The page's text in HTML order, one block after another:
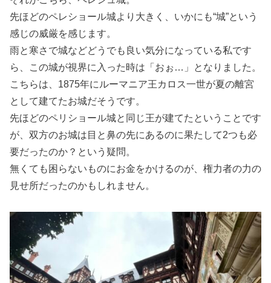
先ほどのペレショール城より大きく、いかにも“城”という
感じの威厳を感じます。
雨と寒さで城などどうでも良い気分になっている私です
ら、この城が視界に入った時は「おぉ…」となりました。
こちらは、1875年にルーマニア王カロス一世が夏の離宮
として建てたお城だそうです。
先ほどのペリショール城と同じ王が建てたということです
が、双方のお城は目と鼻の先にあるのに果たして2つも必
要だったのか？という疑問。
無くても困らないものにお金をかけるのが、権力者の力の
見せ所だったのかもしれません。